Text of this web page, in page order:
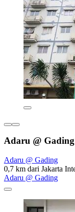
Adaru @ Gading
Adaru @ Gading
0,7 km dari Jakarta
Adaru @ Gading